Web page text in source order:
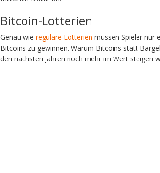
Bitcoin-Lotterien
Genau wie reguläre Lotterien müssen Spieler nur
Bitcoins zu gewinnen. Warum Bitcoins statt
den nächsten Jahren noch mehr im Wert steigen